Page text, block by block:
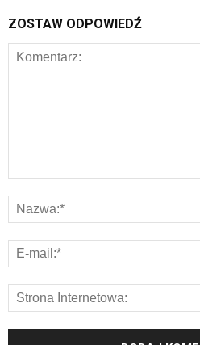
ZOSTAW ODPOWIEDŹ